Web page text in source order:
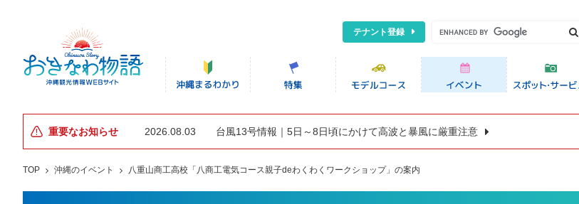
テナント登録
重要なお知らせ 2026.08.03 台風13号情報｜5日～8日頃にかけて高波と暴風に厳重注意
TOP 沖縄のイベント 八重山商工高校「八商工電気コース親子deわくわくワークショップ」の案内